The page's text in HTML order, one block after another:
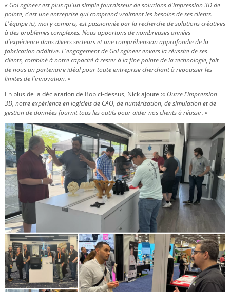
« GoEngineer est plus qu'un simple fournisseur de solutions d'impression 3D de
pointe, c'est une entreprise qui comprend vraiment les besoins de ses clients.
L'équipe ici, moi y compris, est passionnée par la recherche de solutions créatives
à des problèmes complexes. Nous apportons de nombreuses années
d'expérience dans divers secteurs et une compréhension approfondie de la
fabrication additive. L'engagement de GoEngineer envers la réussite de ses
clients, combiné à notre capacité à rester à la fine pointe de la technologie, fait
de nous un partenaire idéal pour toute entreprise cherchant à repousser les
limites de l'innovation. »
En plus de la déclaration de Bob ci-dessus, Nick ajoute :« Outre l'impression
3D, notre expérience en logiciels de CAO, de numérisation, de simulation et de
gestion de données fournit tous les outils pour aider nos clients à réussir. »